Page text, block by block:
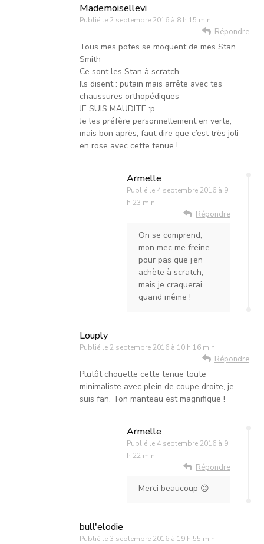
Mademoisellevi
Publié le 2 septembre 2016 à 8 h 15 min
Répondre
Tous mes potes se moquent de mes Stan
Smith
Ce sont les Stan à scratch
Ils disent : putain mais arrête avec tes
chaussures orthopédiques
JE SUIS MAUDITE :p
Je les préfère personnellement en verte,
mais bon après, faut dire que c’est très joli
en rose avec cette tenue !
Armelle
Publié le 4 septembre 2016 à 9
h 23 min
Répondre
On se comprend,
mon mec me freine
pour pas que j’en
achète à scratch,
mais je craquerai
quand même !
Louply
Publié le 2 septembre 2016 à 10 h 16 min
Répondre
Plutôt chouette cette tenue toute
minimaliste avec plein de coupe droite, je
suis fan. Ton manteau est magnifique !
Armelle
Publié le 4 septembre 2016 à 9
h 22 min
Répondre
Merci beaucoup 😉
bull'elodie
Publié le 3 septembre 2016 à 19 h 55 min